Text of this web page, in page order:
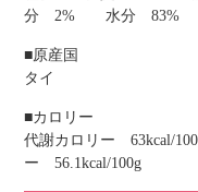
分 2% 水分 83%
■原産国
タイ
■カロリー
代謝カロリー 63kcal/
ー 56.1kcal/100g